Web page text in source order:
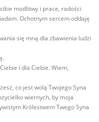
modlitwy i prace, radości
Ochotnym sercem oddaję
się mną dla zbawienia ludzi
i dla Ciebie. Wiem,
co jest wolą Twojego Syna
wiernych, by moja
Królestwem Twego Syna